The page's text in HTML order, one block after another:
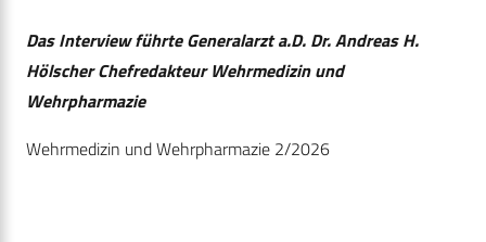
Das Interview führte Generalarzt a.D. Dr. Andreas H.
Hölscher Chefredakteur Wehrmedizin und
Wehrpharmazie
Wehrmedizin und Wehrpharmazie 2/2026